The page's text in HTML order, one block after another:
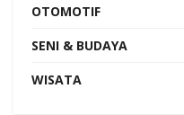
OTOMOTIF
SENI & BUDAYA
WISATA